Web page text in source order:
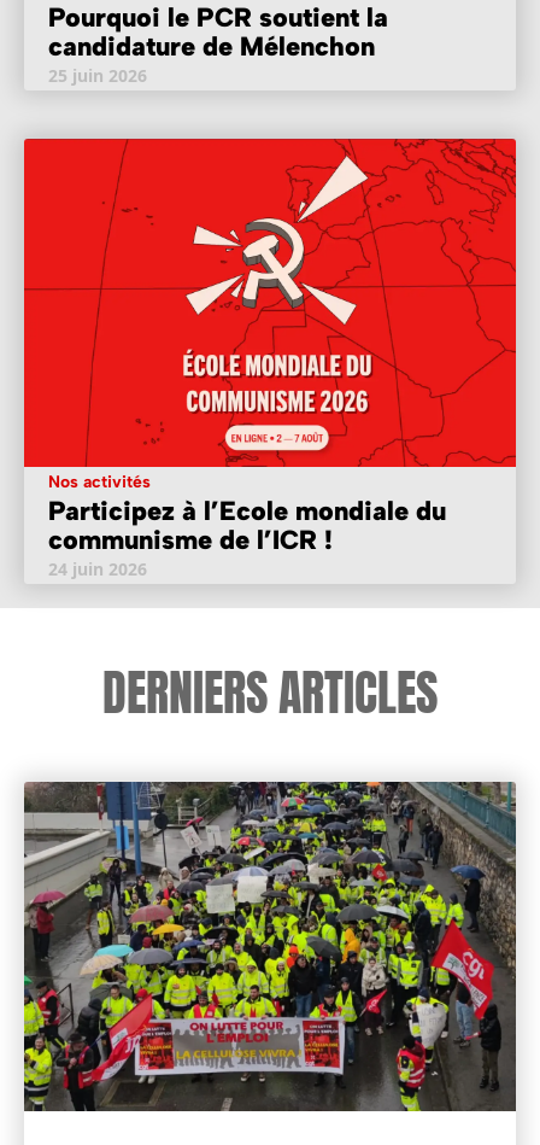
Pourquoi le PCR soutient la
candidature de Mélenchon
25 juin 2026
Nos activités
Participez à l’Ecole mondiale du
communisme de l’ICR !
24 juin 2026
DERNIERS ARTICLES